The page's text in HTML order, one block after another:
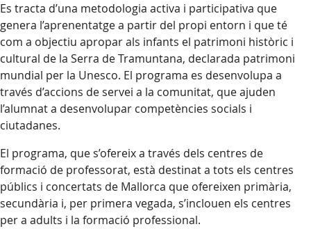
Es tracta d’una metodologia activa i participativa que
genera l’aprenentatge a partir del propi entorn i que té
com a objectiu apropar als infants el patrimoni històric i
cultural de la Serra de Tramuntana, declarada patrimoni
mundial per la Unesco. El programa es desenvolupa a
través d’accions de servei a la comunitat, que ajuden
l’alumnat a desenvolupar competències socials i
ciutadanes.
El programa, que s’ofereix a través dels centres de
formació de professorat, està destinat a tots els centres
públics i concertats de Mallorca que ofereixen primària,
secundària i, per primera vegada, s’inclouen els centres
per a adults i la formació professional.